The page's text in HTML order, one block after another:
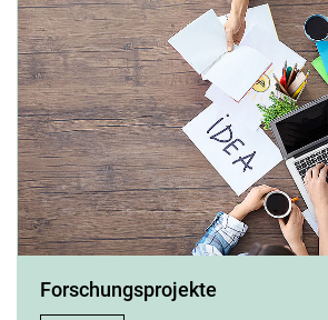
Forschungsprojekte